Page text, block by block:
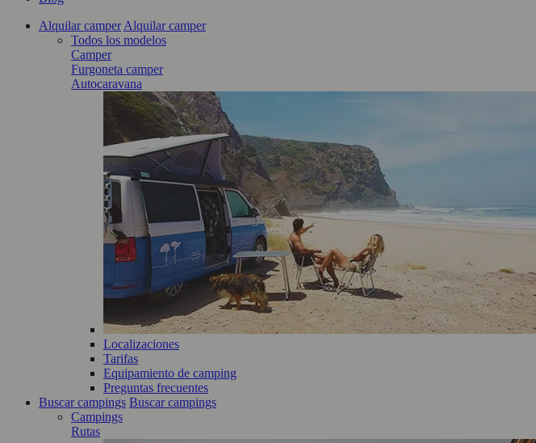
Alquilar camper Alquilar camper
Todos los modelos
Camper
Furgoneta camper
Autocaravana
Localizaciones
Tarifas
Equipamiento de camping
Preguntas frecuentes
Buscar campings Buscar campings
Campings
Rutas